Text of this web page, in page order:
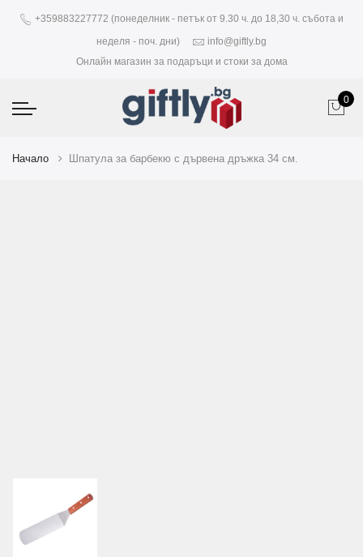
+359883227772 (понеделник - петък от 9.30 ч. до 18,30 ч. събота и
неделя - поч. дни)
info@giftly.bg
Онлайн магазин за подаръци и стоки за дома
0
Начало Шпатула за барбекю с дървена дръжка 34 см.